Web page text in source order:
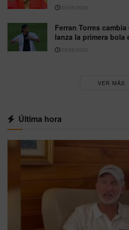
05/08/2026
Ferran Torres
lanza la primera bola
05/08/2026
VER MÁS
Última hora